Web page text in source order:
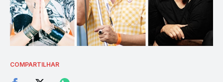
COMPARTILHAR